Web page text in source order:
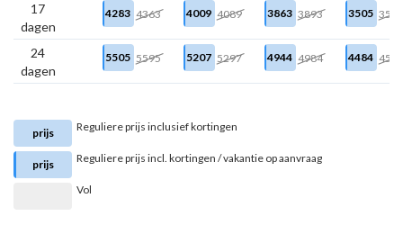
17
dagen
4283 4363 4009 4089 3863 3893 3505 3535
24
dagen
5505 5595 5207 5297 4944 4984 4484 4524
prijs Reguliere prijs inclusief kortingen
prijs Reguliere prijs incl. kortingen / vakantie op aanvraag
Vol